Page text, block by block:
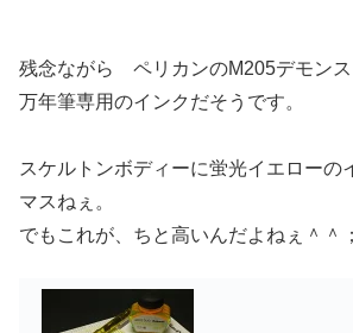
残念ながら ペリカンのM205デモンス
万年筆専用のインクだそうです。
スケルトンボディーに蛍光イエロー
マスねぇ。
でもこれが、ちと高いんだよねぇ＾＾；